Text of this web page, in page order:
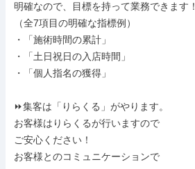
明確なので、目標を持って業務できます！
（全7項目の明確な指標例）
・「施術時間の累計」
・「土日祝日の入店時間」
・「個人指名の獲得」
⏩集客は「りらくる」がやります。
お客様はりらくるが行いますので
ご安心ください！
お客様とのコミュニケーションで